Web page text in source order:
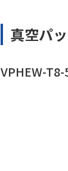
真空パ
VPHEW-